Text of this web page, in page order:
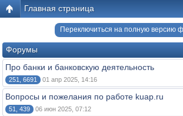
Главная страница
Переключиться на полную версию
Форумы
Про банки и банковскую деятельность
251, 6691 01 апр 2025, 14:16
Вопросы и пожелания по работе kuap.ru
51, 439 06 июн 2025, 07:12